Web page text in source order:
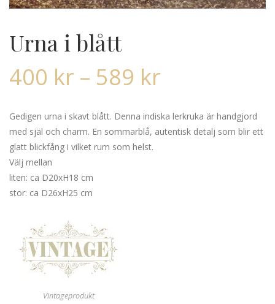
Urna i blått
400 kr – 589 kr
Gedigen urna i skavt blått. Denna indiska lerkruka är handgjord
med själ och charm. En sommarblå, autentisk detalj som blir ett
glatt blickfång i vilket rum som helst.
Välj mellan
liten: ca D20xH18 cm
stor: ca D26xH25 cm
Vintageprodukt